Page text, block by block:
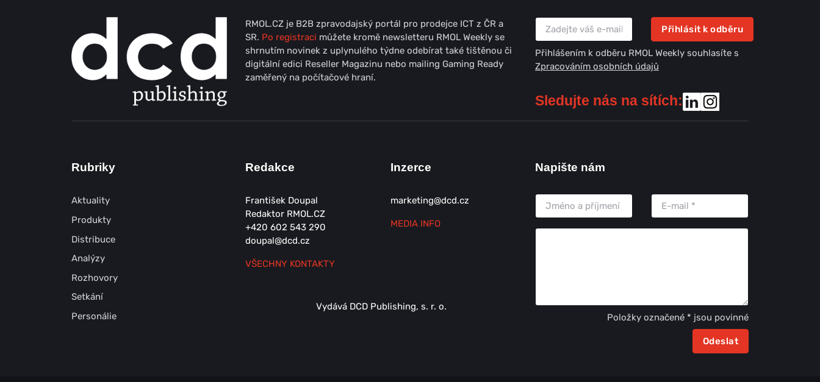
RMOL.CZ je B2B zpravodajský portál pro prodejce ICT z ČR a
SR. Po registraci můžete kromě newsletteru RMOL Weekly se
shrnutím novinek z uplynulého týdne odebírat také tištěnou či
digitální edici Reseller Magazinu nebo mailing Gaming Ready
zaměřený na počítačové hraní.
Přihlásit k odběru
Přihlášením k odběru RMOL Weekly souhlasíte s
Zpracováním osobních údajů
Sledujte nás na sítích:
Rubriky
Aktuality
Produkty
Distribuce
Analýzy
Rozhovory
Setkání
Personálie
Redakce
František Doupal
Redaktor RMOL.CZ
+420 602 543 290
doupal@dcd.cz
VŠECHNY KONTAKTY
Inzerce
marketing@dcd.cz
MEDIA INFO
Vydává DCD Publishing, s. r. o.
Napište nám
Položky označené * jsou povinné